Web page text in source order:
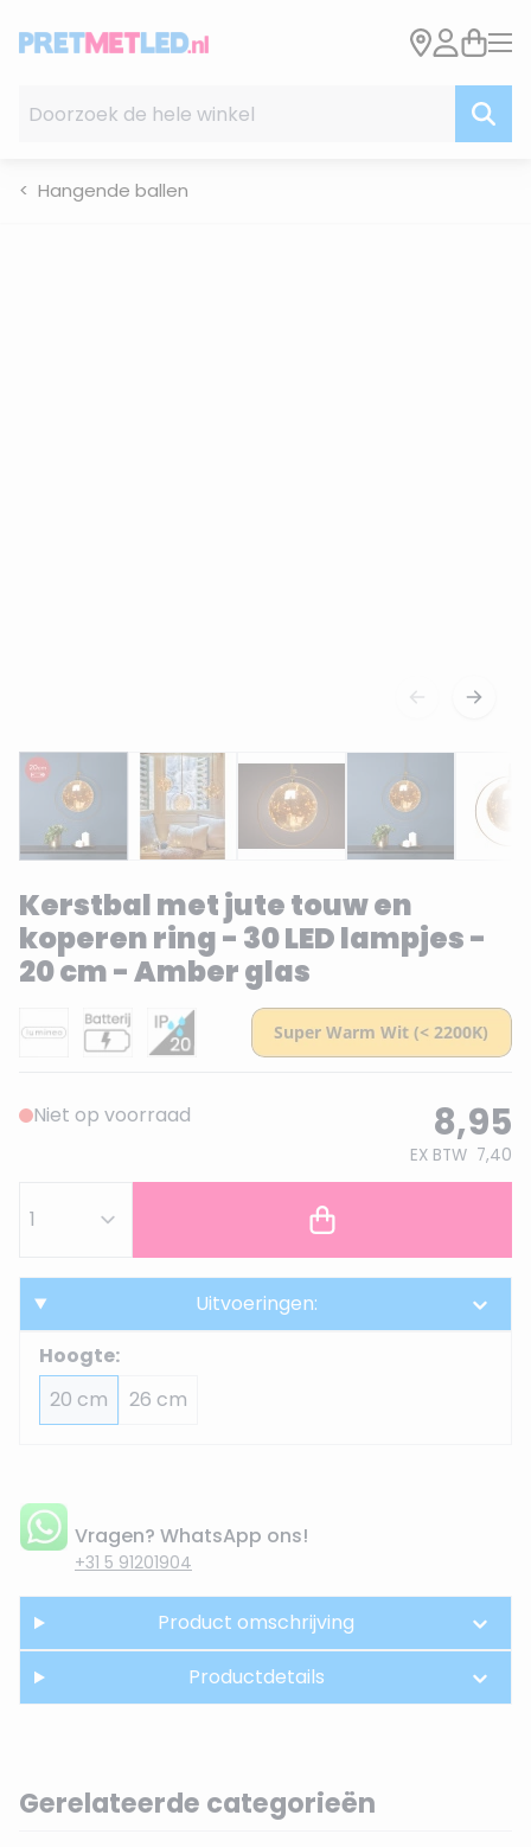
Hangende ballen
Kerstbal met jute touw en
koperen ring - 30 LED lampjes -
20 cm - Amber glas
Niet op voorraad 8,95
EX BTW 7,40
Uitvoeringen:
Hoogte:
20 cm
26 cm
Vragen? WhatsApp ons!
+31 5 91201904
Product omschrijving
Productdetails
Gerelateerde categorieën